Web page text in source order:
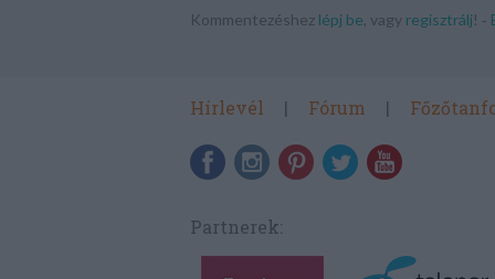
Kommentezéshez lépj be , vagy regisztrálj! ‐
Hírlevél Fórum
Partnerek: